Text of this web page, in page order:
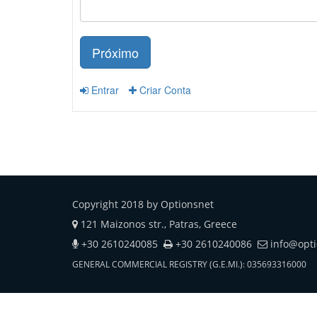
Próximo
Entrar Criar Conta
Copyright 2018 by Optionsnet
121 Maizonos str., Patras, Greece
+30 2610240085
+30 2610240086
GENERAL COMMERCIAL REGISTRY (G.E.MI.): 035693316000